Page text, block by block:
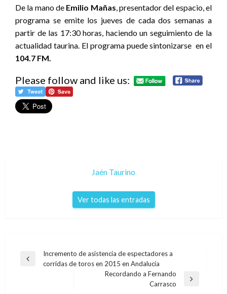
De la mano de Emilio Mañas , presentador del espacio, el
programa se emite los jueves de cada dos semanas a
partir de las 17:30 horas, haciendo un seguimiento de la
actualidad taurina. El programa puede sintonizarse en el
104.7 FM.
Please follow and like us:
Jaén Taurino
Ver todas las entradas
Navegación
Entrada
Incremento de asistencia de espectadores a
corridas de toros en 2015 en Andalucía
Recordando a Fernando
Carrasco